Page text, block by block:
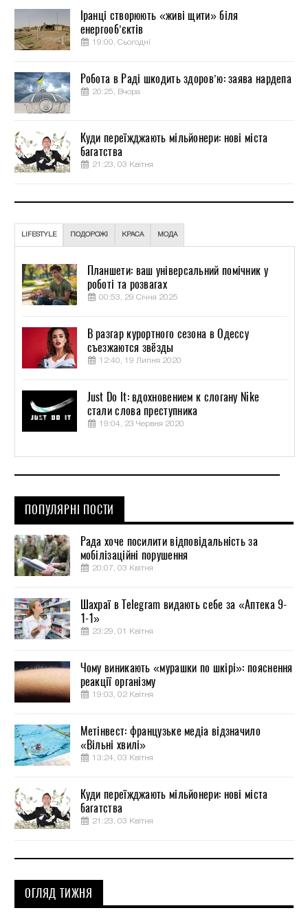
Іранці створюють «живі щити» біля
енергооб’єктів
19:00, Сьогодні
Робота в Раді шкодить здоров’ю: заява нардепа
20:25, Вчора
Куди переїжджають мільйонери: нові міста
багатства
21:23, 03 Квітня
LIFESTYLE ПОДОРОЖІ КРАСА МОДА
Планшети: ваш універсальний помічник у
роботі та розвагах
00:53, 29 Січня 2025
В разгар курортного сезона в Одессу
съезжаются звёзды
12:40, 19 Липня 2020
Just Do It: вдохновением к слогану Nike
стали слова преступника
19:04, 23 Червня 2020
ПОПУЛЯРНІ ПОСТИ
Рада хоче посилити відповідальність за
мобілізаційні порушення
20:07, 03 Квітня
Шахраї в Telegram видають себе за «Аптека 9-
1-1»
23:29, 01 Квітня
Чому виникають «мурашки по шкірі»: пояснення
реакції організму
19:03, 02 Квітня
Метінвест: французьке медіа відзначило
«Вільні хвилі»
13:24, 03 Квітня
Куди переїжджають мільйонери: нові міста
багатства
21:23, 03 Квітня
ОГЛЯД ТИЖНЯ